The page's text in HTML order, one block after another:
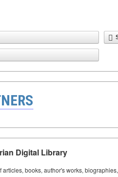
Digital Library
books, author's works,